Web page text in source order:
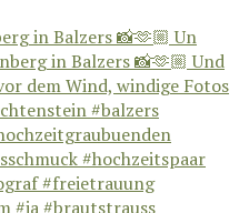
in Balzers 📸🫶🏼 Un